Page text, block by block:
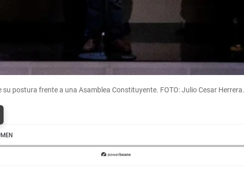
postura frente a una Asamblea Constituyente. FOTO: Julio Cesar Herrera.